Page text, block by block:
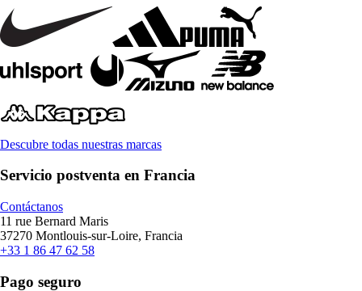
Descubre todas nuestras marcas
Servicio postventa en Francia
Contáctanos
11 rue Bernard Maris
37270 Montlouis-sur-Loire, Francia
+33 1 86 47 62 58
Pago seguro